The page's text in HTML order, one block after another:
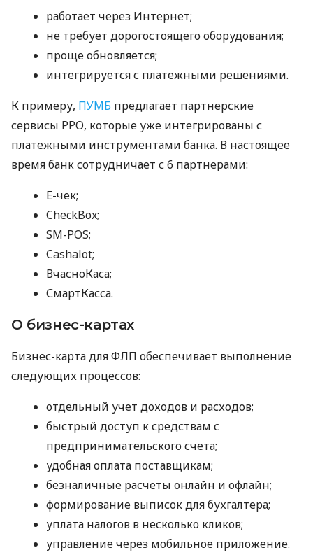
работает через Интернет;
не требует дорогостоящего оборудования;
проще обновляется;
интегрируется с платежными решениями.
К примеру, ПУМБ предлагает партнерские
сервисы РРО, которые уже интегрированы с
платежными инструментами банка. В настоящее
время банк сотрудничает с 6 партнерами:
E-чек;
CheckBox;
SM-POS;
Cashalot;
ВчасноКаса;
СмартКасса.
О бизнес-картах
Бизнес-карта для ФЛП обеспечивает выполнение
следующих процессов:
отдельный учет доходов и расходов;
быстрый доступ к средствам с
предпринимательского счета;
удобная оплата поставщикам;
безналичные расчеты онлайн и офлайн;
формирование выписок для бухгалтера;
уплата налогов в несколько кликов;
управление через мобильное приложение.